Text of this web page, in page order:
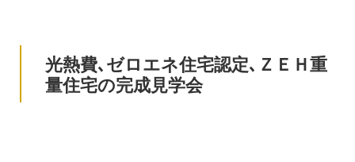
光熱費､ゼロエネ住宅認定､ＺＥＨ重
量住宅の完成見学会